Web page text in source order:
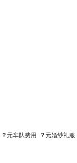
？元车队费用: ？元婚纱礼服: